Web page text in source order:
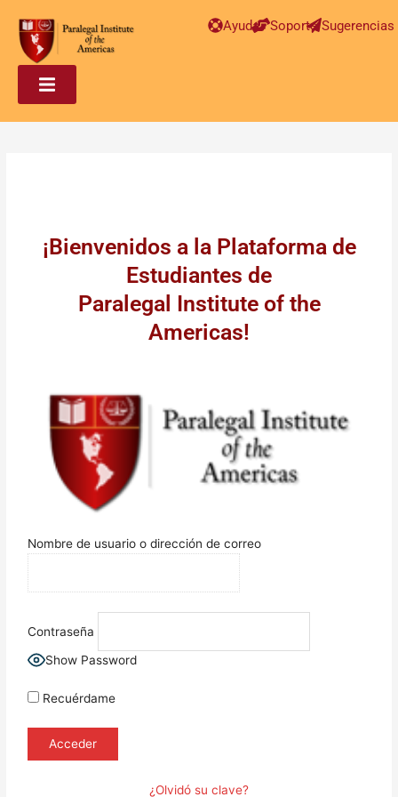
Ayuda Soporte Sugerencias
¡Bienvenidos a la Plataforma de
Estudiantes de
Paralegal Institute of the
Americas!
Nombre de usuario o dirección de correo
Contraseña
Show Password
Recuérdame
¿Olvidó su clave?